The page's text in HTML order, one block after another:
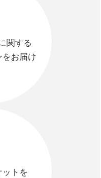
関する
をお届け
トを